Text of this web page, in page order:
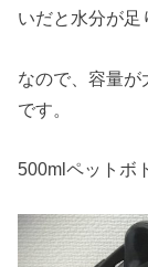
いだと水分が足
なので、容量が
です。
500mlペットボ